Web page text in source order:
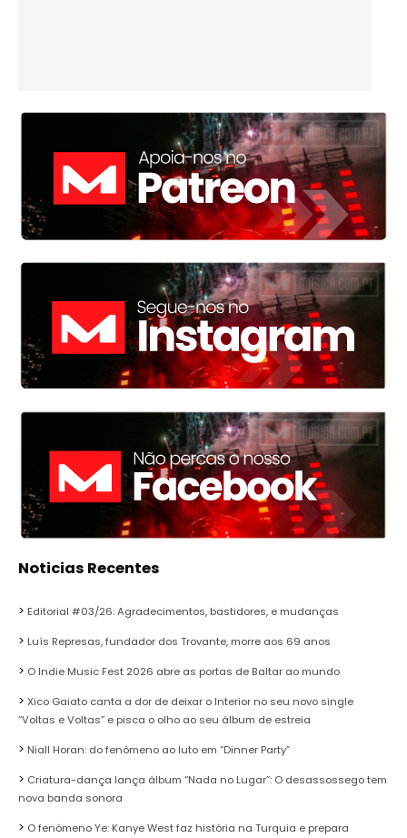
Noticias Recentes
Editorial #03/26: Agradecimentos, bastidores, e mudanças
Luís Represas, fundador dos Trovante, morre aos 69 anos
O Indie Music Fest 2026 abre as portas de Baltar ao mundo
Xico Gaiato canta a dor de deixar o Interior no seu novo single
“Voltas e Voltas” e pisca o olho ao seu álbum de estreia
Niall Horan: do fenómeno ao luto em “Dinner Party”
Criatura-dança lança álbum “Nada no Lugar”: O desassossego tem
nova banda sonora
O fenómeno Ye: Kanye West faz história na Turquia e prepara